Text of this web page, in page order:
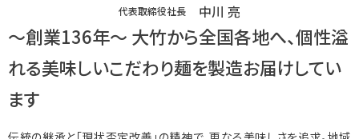
～創業136年～ 大竹から全国各地へ、個性溢
れる美味しいこだわり麺を製造お届けしてい
ます
代表取締役社長 中川 亮